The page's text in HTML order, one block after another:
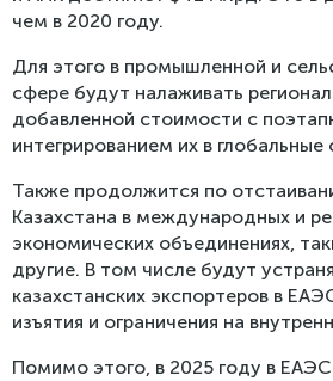
чем в 2020 году.
Для этого в промышленной и
сфере будут налаживать
добавленной стоимости с
интегрированием их в глобальные
Также продолжится по
Казахстана в международных и
экономических объединениях,
другие. В том числе будут
казахстанских экспортеров в
изъятия и ограничения на
Помимо этого, в 2025 году в